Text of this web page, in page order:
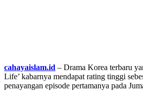
cahayaislam.id – Drama Korea terbaru
Life’ kabarnya mendapat rating tinggi
penayangan episode pertamanya pada